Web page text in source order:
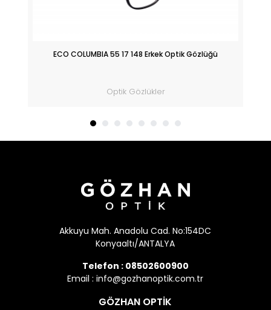
ECO COLUMBIA 55 17 148 Erkek Optik Gözlüğü
Optik Gözlükler
Akkuyu Mah. Anadolu Cad. No:154DC
Konyaaltı/ANTALYA
Telefon : 08502600900
Email :info@gozhanoptik.com.tr
GÖZHAN OPTİK